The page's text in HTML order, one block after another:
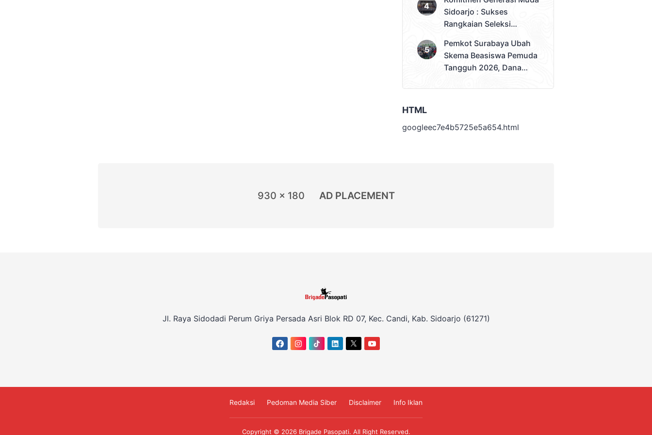
Juara Umum
Sidoarjo : Sukses
Rangkaian Seleksi
Pemilihan Duta Muda
Sidoarjo 2026
Pemkot Surabaya Ubah
Skema Beasiswa Pemuda
Tangguh 2026, Dana
Sekolah
HTML
googleec7e4b5725e5a654.html
930 x 180 AD PLACEMENT
Jl. Raya Sidodadi Perum Griya Persada Asri Blok RD 07, Kec. Candi, Kab. Sidoarjo (61271)
Redaksi Pedoman Media Siber Disclaimer Info Iklan
Copyright © 2026 Brigade Pasopati. All Right Reserved.